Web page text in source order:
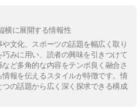
横に展開する情報性
文化、スポーツの話題を幅広く取り
みに用い、読者の興味を引きつけて
ど多角的な内容をテンポ良く融合さ
報を伝えるスタイルが特徴です。情
の話題から広く深く探求できる構成